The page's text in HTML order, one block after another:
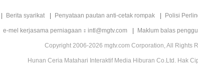
Berita syarikat Penyataan pautan anti-cetak rompak Polisi
e-mel kerjasama perniagaan：intl@mgtv.com Maklum balas
Copyright 2006-2026 mgtv.com Corporation, All Rights
Hunan Ceria Matahari Interaktif Media Hiburan Co.Ltd. Hak